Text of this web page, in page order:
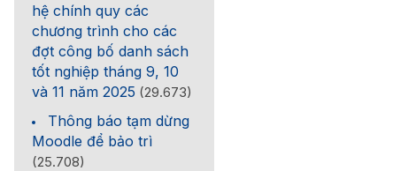
hệ chính quy các
chương trình cho các
đợt công bố danh sách
tốt nghiệp tháng 9, 10
và 11 năm 2025 (29.673)
Thông báo tạm dừng
Moodle để bảo trì
(25.708)